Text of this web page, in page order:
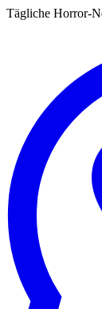
Tägliche Horror-